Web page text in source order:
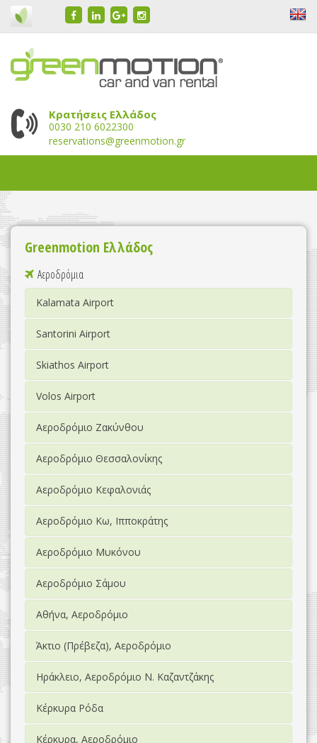
Κρατήσεις Ελλάδος
0030 210 6022300
reservations@greenmotion.gr
Greenmotion Ελλάδος
Αεροδρόμια
Kalamata Airport
Santorini Airport
Skiathos Airport
Volos Airport
Αεροδρόμιο Ζακύνθου
Αεροδρόμιο Θεσσαλονίκης
Αεροδρόμιο Κεφαλονιάς
Αεροδρόμιο Κω, Ιπποκράτης
Αεροδρόμιο Μυκόνου
Αεροδρόμιο Σάμου
Αθήνα, Αεροδρόμιο
Άκτιο (Πρέβεζα), Αεροδρόμιο
Ηράκλειο, Αεροδρόμιο Ν. Καζαντζάκης
Κέρκυρα Ρόδα
Κέρκυρα, Αεροδρόμιο